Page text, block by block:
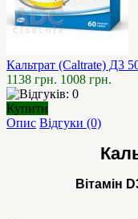
Кальтрат (Caltrate) Д3
1138 грн. 1008 грн.
Купити
Опис Відгуки (0)
Вітамін